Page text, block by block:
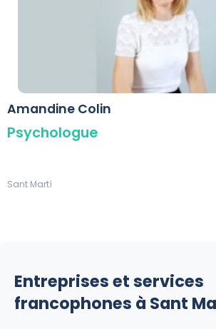
Amandine Colin
Psychologue
Sant Martí
Entreprises et services
francophones à Sant